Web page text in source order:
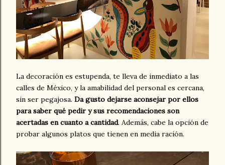
La decoración es estupenda, te lleva de inmediato a las
calles de México, y la amabilidad del personal es cercana,
sin ser pegajosa. Da gusto dejarse aconsejar por ellos
para saber qué pedir y sus recomendaciones son
acertadas en cuanto a cantidad. Además, cabe la opción de
probar algunos platos que tienen en media ración.